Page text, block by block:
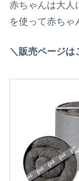
赤ちゃんは大人
を使って赤ちゃ
＼販売ページは